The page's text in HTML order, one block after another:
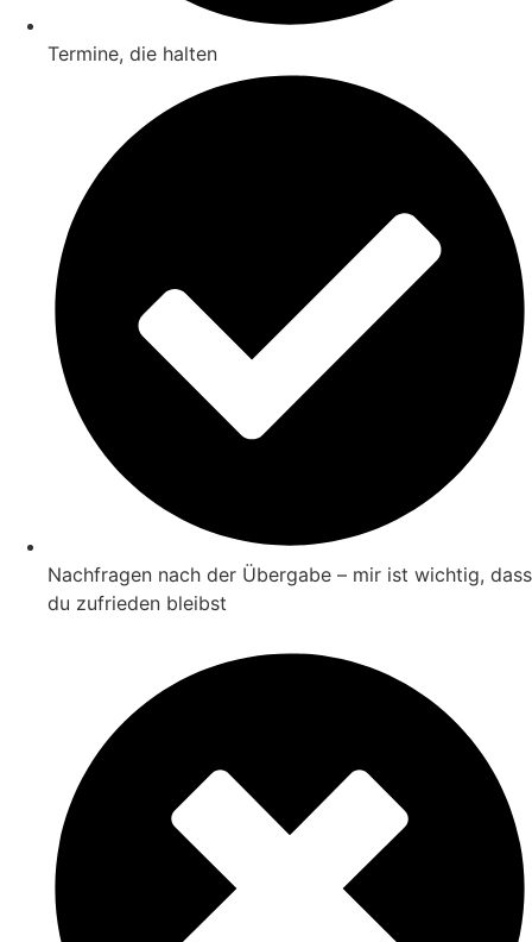
Termine, die halten
Nachfragen nach der Übergabe – mir ist wichtig, dass
du zufrieden bleibst